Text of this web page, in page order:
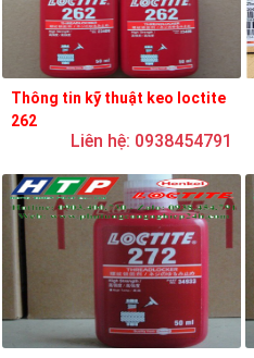
Thông tin kỹ thuật keo loctite
262
Liên hệ: 0938454791